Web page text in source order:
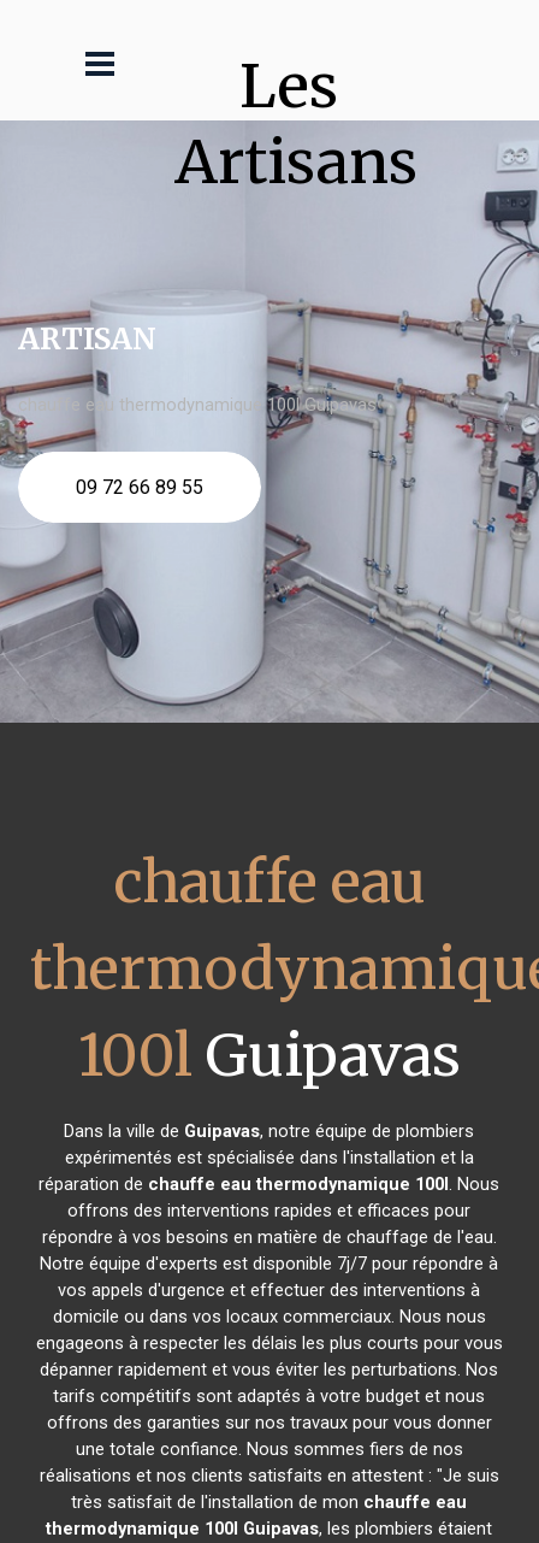
Les
Artisans
ARTISAN
chauffe eau thermodynamique 100l Guipavas
09 72 66 89 55
chauffe eau
100l Guipavas
Dans la ville de Guipavas, notre équipe de plombiers
expérimentés est spécialisée dans l'installation et la
réparation de chauffe eau thermodynamique 100l. Nous
offrons des interventions rapides et efficaces pour
répondre à vos besoins en matière de chauffage de l'eau.
Notre équipe d'experts est disponible 7j/7 pour répondre à
vos appels d'urgence et effectuer des interventions à
domicile ou dans vos locaux commerciaux. Nous nous
engageons à respecter les délais les plus courts pour vous
dépanner rapidement et vous éviter les perturbations. Nos
tarifs compétitifs sont adaptés à votre budget et nous
offrons des garanties sur nos travaux pour vous donner
une totale confiance. Nous sommes fiers de nos
réalisations et nos clients satisfaits en attestent : "Je suis
très satisfait de l'installation de mon chauffe eau
thermodynamique 100l Guipavas, les plombiers étaient